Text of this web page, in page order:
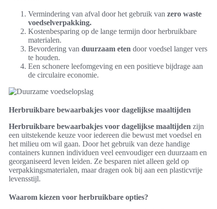
Vermindering van afval door het gebruik van zero waste
voedselverpakking.
Kostenbesparing op de lange termijn door herbruikbare
materialen.
Bevordering van duurzaam eten door voedsel langer vers
te houden.
Een schonere leefomgeving en een positieve bijdrage aan
de circulaire economie.
Herbruikbare bewaarbakjes voor dagelijkse maaltijden
Herbruikbare bewaarbakjes voor dagelijkse maaltijden zijn
een uitstekende keuze voor iedereen die bewust met voedsel en
het milieu om wil gaan. Door het gebruik van deze handige
containers kunnen individuen veel eenvoudiger een duurzaam en
georganiseerd leven leiden. Ze besparen niet alleen geld op
verpakkingsmaterialen, maar dragen ook bij aan een plasticvrije
levensstijl.
Waarom kiezen voor herbruikbare opties?